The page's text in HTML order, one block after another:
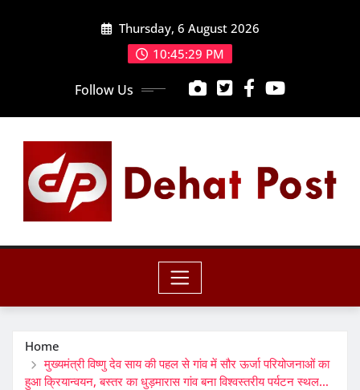
Thursday, 6 August 2026
10:45:30 PM
Follow Us
Home
मुख्यमंत्री विष्णु देव साय की पहल से गांव में सौर ऊर्जा परियोजनाओं का
हुआ क्रियान्वयन, बस्तर का धुड़मारास गांव बना विश्वस्तरीय पर्यटन स्थल…